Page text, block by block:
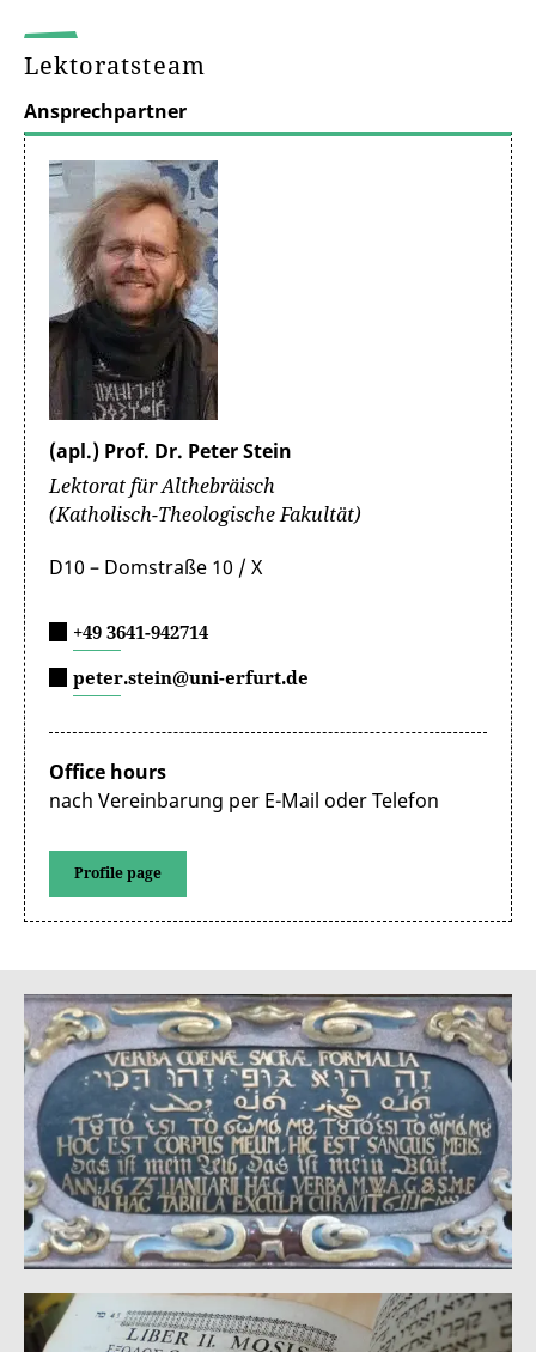
Lektoratsteam
Ansprechpartner
(apl.) Prof. Dr. Peter Stein
Lektorat für Althebräisch
(Katholisch-Theologische Fakultät)
D10 – Domstraße 10 / X
+49 3641-942714
peter.stein@uni-erfurt.de
Office hours
nach Vereinbarung per E-Mail oder Telefon
Profile page